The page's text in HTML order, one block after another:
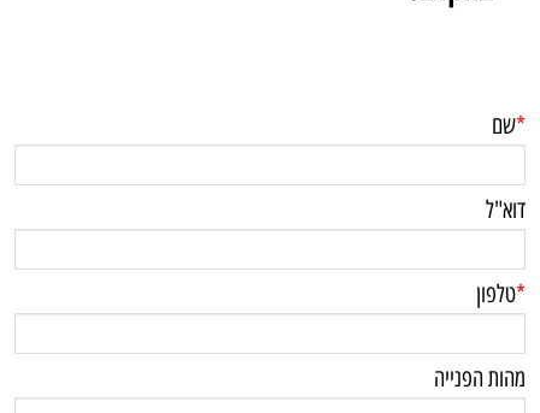
*שם
דוא"ל
*טלפון
מהות הפנייה